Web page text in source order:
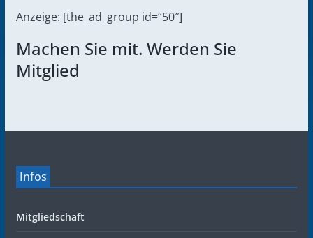
Anzeige: [the_ad_group id=“50″]
Machen Sie mit. Werden Sie
Mitglied
Infos
Mitgliedschaft